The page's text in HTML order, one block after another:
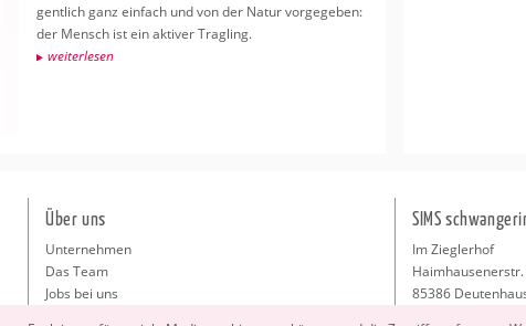
gent­lich ganz ein­fach und von der Natur vor­ge­ge­ben:
der Mensch ist ein ak­ti­ver Trag­ling.
wei­ter­le­sen
Über uns
Unternehmen
Das Team
Jobs bei uns
SIMS
Im Zieglerhof
85386